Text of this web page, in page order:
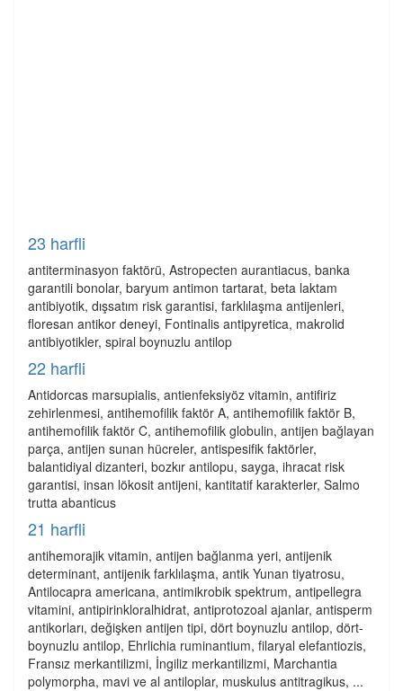
23 harfli
antiterminasyon faktörü, Astropecten aurantiacus, banka
garantili bonolar, baryum antimon tartarat, beta laktam
antibiyotik, dışsatım risk garantisi, farklılaşma antijenleri,
floresan antikor deneyi, Fontinalis antipyretica, makrolid
antibiyotikler, spiral boynuzlu antilop
22 harfli
Antidorcas marsupialis, antienfeksiyöz vitamin, antifiriz
zehirlenmesi, antihemofilik faktör A, antihemofilik faktör B,
antihemofilik faktör C, antihemofilik globulin, antijen bağlayan
parça, antijen sunan hücreler, antispesifik faktörler,
balantidiyal dizanteri, bozkır antilopu, sayga, ihracat risk
garantisi, insan lökosit antijeni, kantitatif karakterler, Salmo
trutta abanticus
21 harfli
antihemorajik vitamin, antijen bağlanma yeri, antijenik
determinant, antijenik farklılaşma, antik Yunan tiyatrosu,
Antilocapra americana, antimikrobik spektrum, antipellegra
vitamini, antipirinkloralhidrat, antiprotozoal ajanlar, antisperm
antikorları, değişken antijen tipi, dört boynuzlu antilop, dört-
boynuzlu antilop, Ehrlichia ruminantium, filaryal elefantiozis,
Fransız merkantilizmi, İngiliz merkantilizmi, Marchantia
polymorpha, mavi ve al antiloplar, muskulus antitragikus, ...